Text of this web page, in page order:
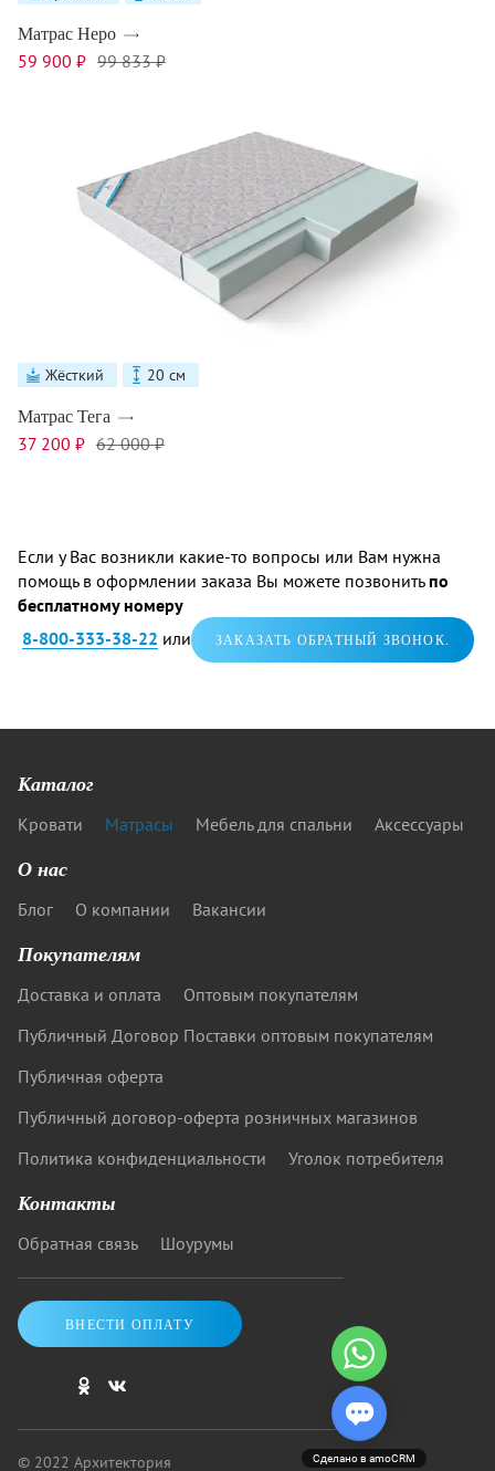
Матрас Неро
59 900 ₽ 99 833 ₽
Жёсткий 20 см
Матрас Тега
37 200 ₽ 62 000 ₽
Если у Вас возникли какие-то вопросы или Вам нужна
помощь в оформлении заказа Вы можете позвонитьпо
бесплатному номеру
8-800-333-38-22 или ЗАКАЗАТЬ ОБРАТНЫЙ ЗВОНОК.
Каталог
Кровати Матрасы Мебель для спальни Аксессуары
О нас
Блог О компании Вакансии
Покупателям
Доставка и оплата
Оптовым покупателям
Публичный Договор Поставки оптовым покупателям
Публичная оферта
Публичный договор-оферта розничных магазинов
Политика конфиденциальности
Уголок потребителя
Контакты
Обратная связь Шоурумы
ВНЕСТИ ОПЛАТУ
© 2022 Архитектория Сделано в amoCRM